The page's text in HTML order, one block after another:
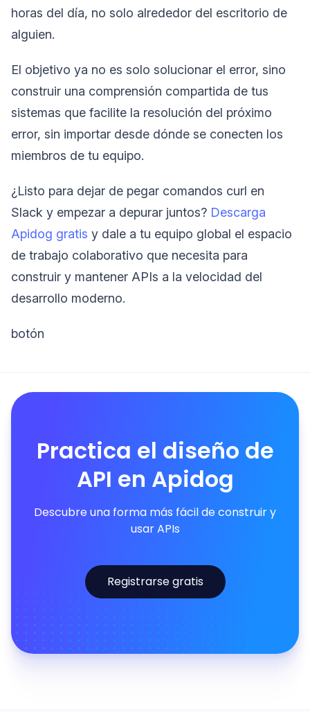
horas del día, no solo alrededor del escritorio de
alguien.
El objetivo ya no es solo solucionar el error, sino
construir una comprensión compartida de tus
sistemas que facilite la resolución del próximo
error, sin importar desde dónde se conecten los
miembros de tu equipo.
¿Listo para dejar de pegar comandos curl en
Slack y empezar a depurar juntos? Descarga
Apidog gratis y dale a tu equipo global el espacio
de trabajo colaborativo que necesita para
construir y mantener APIs a la velocidad del
desarrollo moderno.
botón
Practica el diseño de
API en Apidog
Descubre una forma más fácil de construir y
usar APIs
Registrarse gratis